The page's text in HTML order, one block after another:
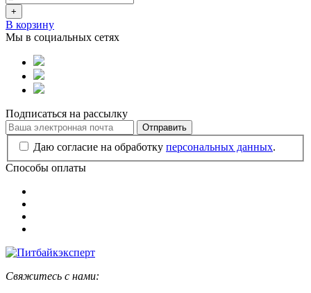
+
В корзину
Мы в социальных сетях
Подписаться на рассылку
Отправить
Даю согласие на обработку персональных данных.
Способы оплаты
Свяжитесь с нами: